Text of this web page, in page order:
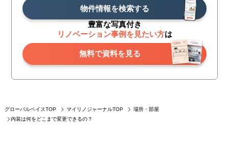
物件情報を検索する
豊富な写真付き
リノベーション事例を見たい方は
無料で資料を見る
グローバルベイスTOP マイリノジャーナルTOP
場所・部屋
内装は何をどこまで変更できるの？